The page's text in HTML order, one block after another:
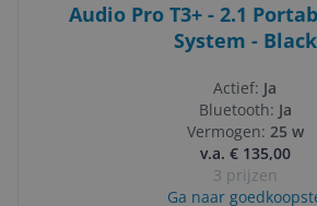
Audio Pro T3+ - 2.1
System - Black
Actief: Ja
Bluetooth: Ja
Vermogen: 25 w
v.a. € 135,00
3 prijzen
Ga naar